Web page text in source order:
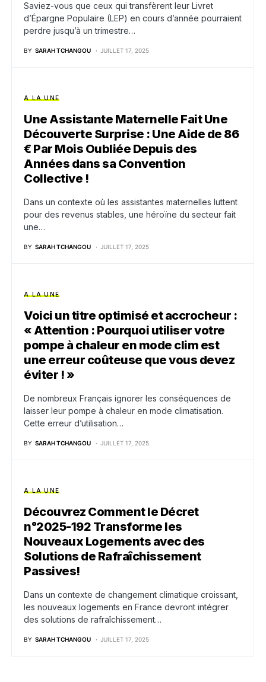
Saviez-vous que ceux qui transfèrent leur Livret
d’Épargne Populaire (LEP) en cours d’année pourraient
perdre jusqu’à un trimestre…
BY SARAH TCHANGOU JUILLET 17, 2025
A LA UNE
Une Assistante Maternelle Fait Une
Découverte Surprise : Une Aide de 86
€ Par Mois Oubliée Depuis des
Années dans sa Convention
Collective !
Dans un contexte où les assistantes maternelles luttent
pour des revenus stables, une héroïne du secteur fait
une…
BY SARAH TCHANGOU JUILLET 17, 2025
A LA UNE
Voici un titre optimisé et accrocheur :
« Attention : Pourquoi utiliser votre
pompe à chaleur en mode clim est
une erreur coûteuse que vous devez
éviter ! »
De nombreux Français ignorer les conséquences de
laisser leur pompe à chaleur en mode climatisation.
Cette erreur d’utilisation…
BY SARAH TCHANGOU JUILLET 17, 2025
A LA UNE
Découvrez Comment le Décret
n°2025-192 Transforme les
Nouveaux Logements avec des
Solutions de Rafraîchissement
Passives!
Dans un contexte de changement climatique croissant,
les nouveaux logements en France devront intégrer
des solutions de rafraîchissement…
BY SARAH TCHANGOU JUILLET 17, 2025